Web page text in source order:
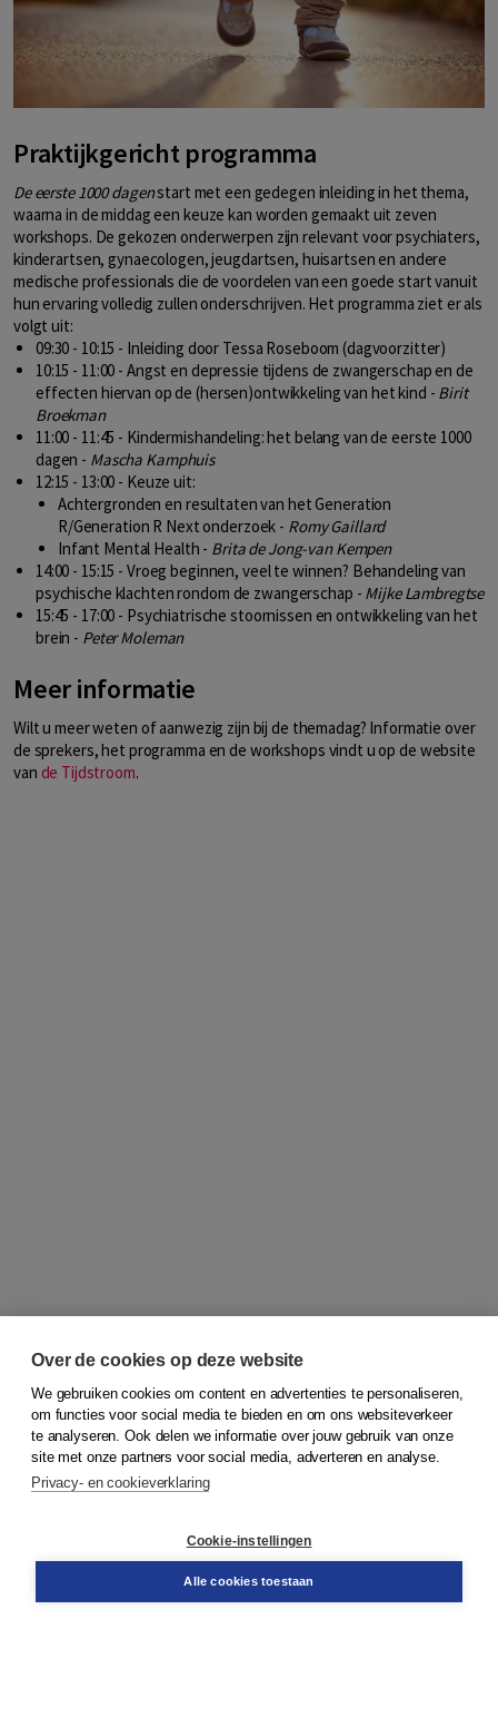
Praktijkgericht programma
De eerste 1000 dagenstart met een gedegen inleiding in het thema,
waarna in de middag een keuze kan worden gemaakt uit zeven
workshops. De gekozen onderwerpen zijn relevant voor psychiaters,
kinderartsen, gynaecologen, jeugdartsen, huisartsen en andere
medische professionals die de voordelen van een goede start vanuit
hun ervaring volledig zullen onderschrijven. Het programma ziet er als
volgt uit:
09:30 - 10:15 - Inleiding door Tessa Roseboom (dagvoorzitter)
10:15 - 11:00 - Angst en depressie tijdens de zwangerschap en de
effecten hiervan op de (hersen)ontwikkeling van het kind - Birit
Broekman
11:00 - 11:45 - Kindermishandeling: het belang van de eerste 1000
dagen - Mascha Kamphuis
12:15 - 13:00 - Keuze uit:
Achtergronden en resultaten van het Generation
R/Generation R Next onderzoek - Romy Gaillard
Infant Mental Health - Brita de Jong-van Kempen
14:00 - 15:15 - Vroeg beginnen, veel te winnen? Behandeling van
psychische klachten rondom de zwangerschap - Mijke Lambregtse
15:45 - 17:00 - Psychiatrische stoornissen en ontwikkeling van het
brein - Peter Moleman
Meer informatie
Wilt u meer weten of aanwezig zijn bij de themadag? Informatie over
de sprekers, het programma en de workshops vindt u op de website
van de Tijdstroom.
© 2026Koninklijke Boom uitgevers
Bestellen
Over de cookies op deze website
We gebruiken cookies om content en advertenties te personaliseren,
om functies voor social media te bieden en om ons websiteverkeer
te analyseren. Ook delen we informatie over jouw gebruik van onze
site met onze partners voor social media, adverteren en analyse.
Privacy- en cookieverklaring
Cookie-instellingen
Alle cookies toestaan